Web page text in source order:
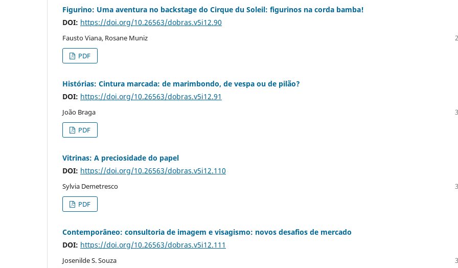
Figurino: Uma aventura no backstage do Cirque du Soleil: figurinos na corda bamba!
DOI: https://doi.org/10.26563/dobras.v5i12.90
Fausto Viana, Rosane Muniz
PDF
Histórias: Cintura marcada: de marimbondo, de vespa ou de pilão?
DOI: https://doi.org/10.26563/dobras.v5i12.91
João Braga
PDF
Vitrinas: A preciosidade do papel
DOI: https://doi.org/10.26563/dobras.v5i12.110
Sylvia Demetresco
PDF
Contemporâneo: consultoria de imagem e visagismo: novos desafios de mercado
DOI: https://doi.org/10.26563/dobras.v5i12.111
Josenilde S. Souza